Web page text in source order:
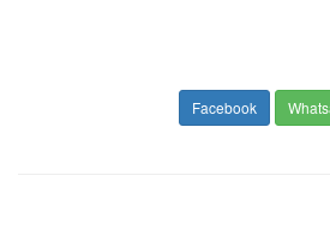
Facebook